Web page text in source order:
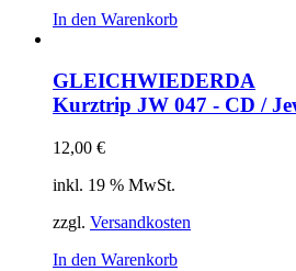
In den Warenkorb
GLEICHWIEDERDA
Kurztrip JW 047 - CD /
12,00 €
inkl. 19 % MwSt.
zzgl. Versandkosten
In den Warenkorb